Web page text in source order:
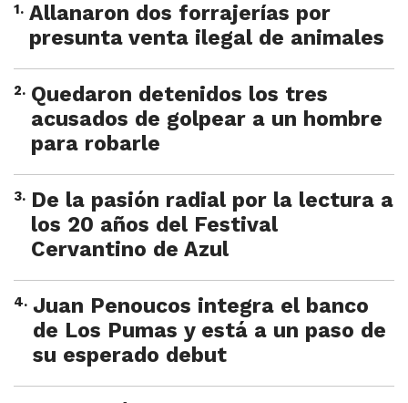
1. Allanaron dos forrajerías por
presunta venta ilegal de animales
2. Quedaron detenidos los tres
acusados de golpear a un hombre
para robarle
3. De la pasión radial por la lectura a
los 20 años del Festival
Cervantino de Azul
4. Juan Penoucos integra el banco
de Los Pumas y está a un paso de
su esperado debut